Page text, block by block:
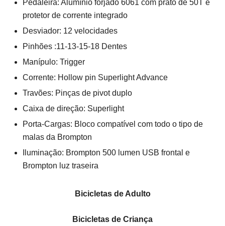
Pedaleira: Alumínio forjado 6061 com prato de 50T e
protetor de corrente integrado
Desviador: 12 velocidades
Pinhões :11-13-15-18 Dentes
Manípulo: Trigger
Corrente: Hollow pin Superlight Advance
Travões: Pinças de pivot duplo
Caixa de direção: Superlight
Porta-Cargas: Bloco compatível com todo o tipo de
malas da Brompton
Iluminação: Brompton 500 lumen USB frontal e
Brompton luz traseira
Bicicletas de Adulto
Bicicletas de Criança